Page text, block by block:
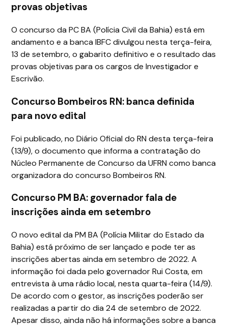
provas objetivas
O concurso da PC BA (Polícia Civil da Bahia) está em
andamento e a banca IBFC divulgou nesta terça-feira,
13 de setembro, o gabarito definitivo e o resultado das
provas objetivas para os cargos de Investigador e
Escrivão.
Concurso Bombeiros RN: banca definida
para novo edital
Foi publicado, no Diário Oficial do RN desta terça-feira
(13/9), o documento que informa a contratação do
Núcleo Permanente de Concurso da UFRN como banca
organizadora do concurso Bombeiros RN.
Concurso PM BA: governador fala de
inscrições ainda em setembro
O novo edital da PM BA (Polícia Militar do Estado da
Bahia) está próximo de ser lançado e pode ter as
inscrições abertas ainda em setembro de 2022. A
informação foi dada pelo governador Rui Costa, em
entrevista à uma rádio local, nesta quarta-feira (14/9).
De acordo com o gestor, as inscrições poderão ser
realizadas a partir do dia 24 de setembro de 2022.
Apesar disso, ainda não há informações sobre a banca